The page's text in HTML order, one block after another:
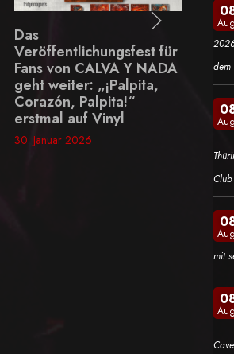
Motionless In White -
neue Single "Afraid of
the Dark" schlägt voll ein
30. Januar 2026
dem
mit